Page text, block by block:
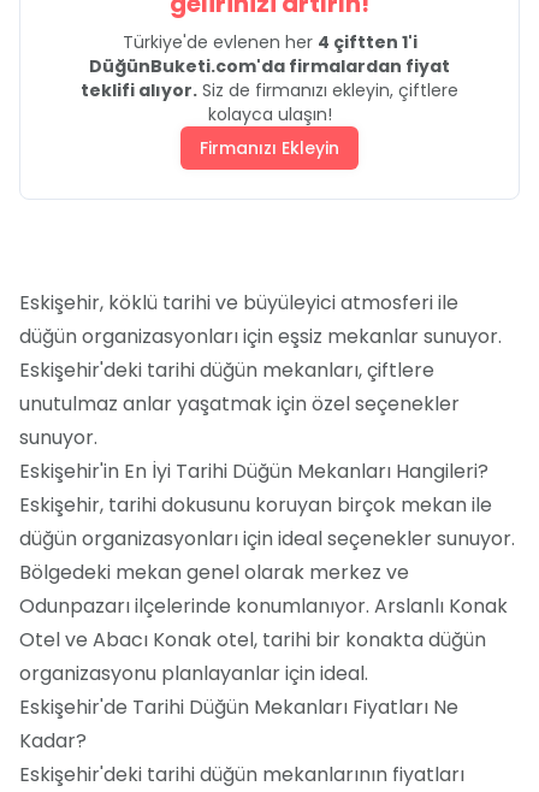
Türkiye'de evlenen her 4 çiftten 1'i
DüğünBuketi.com'da firmalardan fiyat
teklifi alıyor. Siz de firmanızı ekleyin, çiftlere
kolayca ulaşın!
Firmanızı Ekleyin
Eskişehir, köklü tarihi ve büyüleyici atmosferi ile
düğün organizasyonları için eşsiz mekanlar sunuyor.
Eskişehir'deki tarihi düğün mekanları, çiftlere
unutulmaz anlar yaşatmak için özel seçenekler
sunuyor.
Eskişehir'in En İyi Tarihi Düğün Mekanları Hangileri?
Eskişehir, tarihi dokusunu koruyan birçok mekan ile
düğün organizasyonları için ideal seçenekler sunuyor.
Bölgedeki mekan genel olarak merkez ve
Odunpazarı ilçelerinde konumlanıyor. Arslanlı Konak
Otel ve Abacı Konak otel, tarihi bir konakta düğün
organizasyonu planlayanlar için ideal.
Eskişehir'de Tarihi Düğün Mekanları Fiyatları Ne
Kadar?
Eskişehir'deki tarihi düğün mekanlarının fiyatları